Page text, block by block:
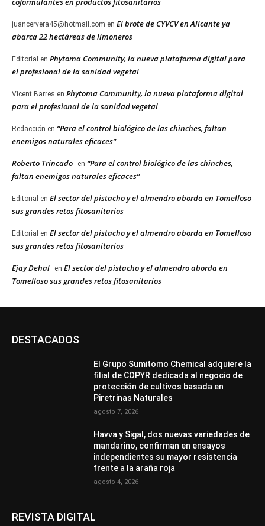
juancervera45@hotmail.com en El brote de CYVCV en Alicante ya
abarca 22 hectáreas de limoneros
Editorial en Phytoma Community, la nueva plataforma digital para
el profesional de la sanidad vegetal
Vicent Barres en Phytoma Community, la nueva plataforma digital
para el profesional de la sanidad vegetal
Redacción en “Para el control biológico de las chinches, faltan
enemigos naturales eficaces”
Roberto Trincado en “Para el control biológico de las chinches,
faltan enemigos naturales eficaces”
Editorial en El sector del pistacho y el almendro aborda en Tomelloso
sus grandes retos fitosanitarios
Editorial en El sector del pistacho y el almendro aborda en Tomelloso
sus grandes retos fitosanitarios
Ejay Dehal en El sector del pistacho y el almendro aborda en
Tomelloso sus grandes retos fitosanitarios
DESTACADOS
El Grupo Sumitomo Chemical adquiere la
filial de COPYR dedicada al negocio de
protección de cultivos basada en
Piretrinas Naturales
agosto 7, 2026
Havva y Sigal, dos nuevas variedades de
mandarino, confirman en ensayos
independientes su mayor resistencia
frente a la araña roja
agosto 4, 2026
REVISTA DIGITAL